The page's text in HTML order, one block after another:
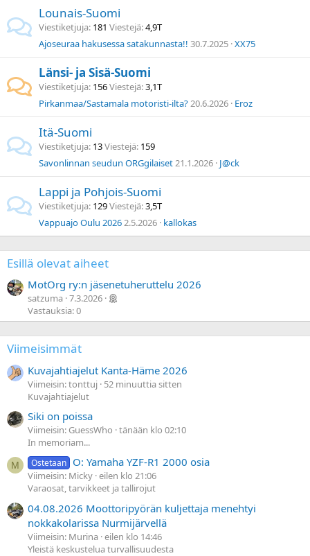
Lounais-Suomi
Viestiketjuja 181 Viestejä 4,9T
Ajoseuraa hakusessa satakunnasta!! 30.7.2025 XX75
Länsi- ja Sisä-Suomi
Viestiketjuja 156Viestejä 3,1T
Pirkanmaa/Sastamala motoristi-ilta?20.6.2026 Eroz
Itä-Suomi
Viestiketjuja 13Viestejä 159
Savonlinnan seudun ORGgilaiset21.1.2026 J@ck
Lappi ja Pohjois-Suomi
Viestiketjuja 129Viestejä 3,5T
Vappuajo Oulu 20262.5.2026 kallokas
Esillä olevat aiheet
MotOrg ry:n jäsenetuheruttelu 2026
satzuma 7.3.2026
Vastauksia: 0
Viimeisimmät
Kuvajahtiajelut Kanta-Häme 2026
Viimeisin: tonttuj 52 minuuttia sitten
Kuvajahtiajelut
Siki on poissa
Viimeisin: GuessWho tänään klo 02:10
In memoriam...
M Ostetaan O: Yamaha YZF-R1 2000 osia
Viimeisin: Micky eilen klo 21:06
Varaosat, tarvikkeet ja tallirojut
04.08.2026 Moottoripyörän kuljettaja menehtyi
nokkakolarissa Nurmijärvellä
Viimeisin: Murina eilen klo 14:46
Yleistä keskustelua turvallisuudesta